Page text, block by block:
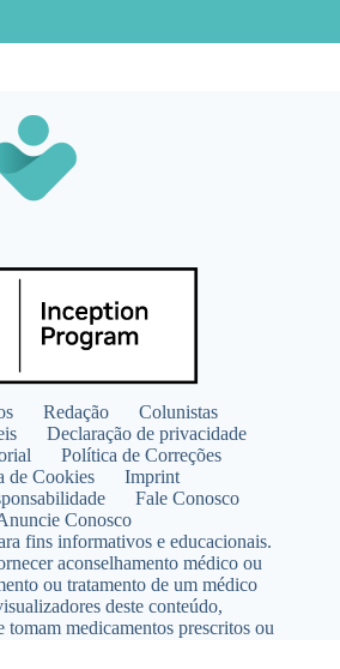
Redação
Colunistas
Declaração de privacidade
Política de Correções
de Cookies
Imprint
Fale Conosco
Conosco
fins informativos e educacionais.
aconselhamento médico ou
ou tratamento de um médico
deste conteúdo,
tomam medicamentos prescritos ou